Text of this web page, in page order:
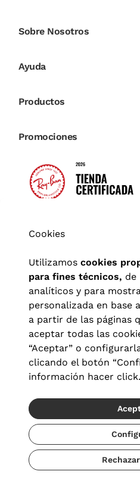
Sobre Nosotros
Ayuda
Productos
Promociones
Aviso legal| Política de
Política de cookies|
©
Cookies
Utilizamos cookies
para fines técnicos, de
analíticos y para
personalizada en base
a partir de las páginas
aceptar todas las
“Aceptar” o
clicando el botón
información hacer click.